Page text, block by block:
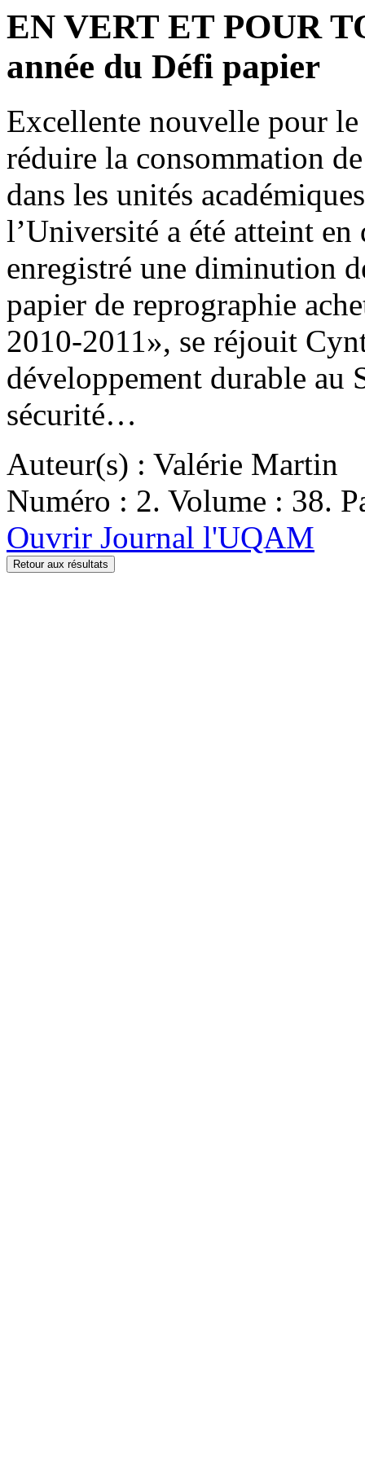
EN VERT ET POUR
année du Défi papier
Excellente nouvelle pour
réduire la consommation
dans les unités
l’Université a été atteint en
enregistré une diminution
papier de reprographie
2010-2011», se réjouit
développement durable au
sécurité…
Auteur(s) : Valérie Martin
Numéro : 2. Volume : 38.
Ouvrir Journal l'UQAM
Retour aux résultats